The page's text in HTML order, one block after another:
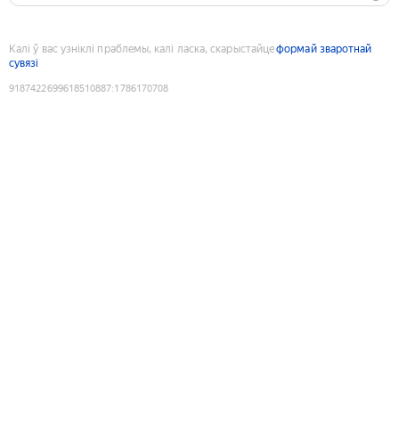
Калі ў вас узніклі праблемы, калі ласка, скарыстайцеформай зваротнай
сувязі
9187422699618510887:1786170708